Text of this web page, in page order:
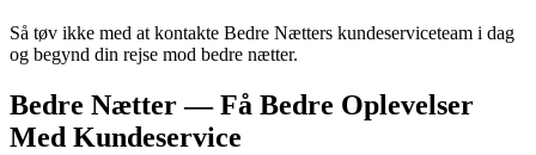
Så tøv ikke med at kontakte Bedre Nætters kundeserviceteam i dag
og begynd din rejse mod bedre nætter.
Bedre Nætter — Få Bedre Oplevelser
Med Kundeservice